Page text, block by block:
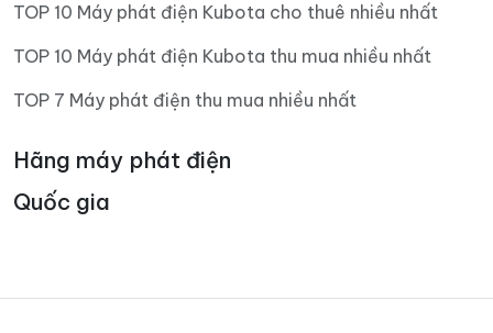
TOP 10 Máy phát điện Kubota cho thuê nhiều nhất
TOP 10 Máy phát điện Kubota thu mua nhiều nhất
TOP 7 Máy phát điện thu mua nhiều nhất
Hãng máy phát điện
Quốc gia